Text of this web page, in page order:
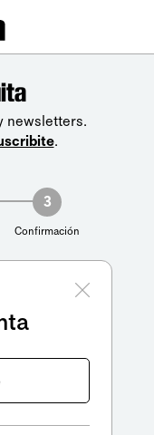
newsletters.
.
3
Confirmación